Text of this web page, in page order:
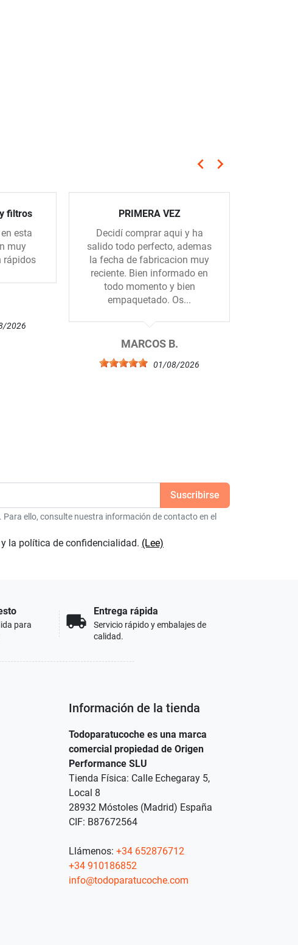
Anterior
keyboard_arrow_left Siguiente
keyboard_arrow_right
filtros
esta
muy
rápidos
2026
PRIMERA VEZ
Decidí comprar aqui y ha
salido todo perfecto, ademas
la fecha de fabricacion muy
reciente. Bien informado en
todo momento y bien
empaquetado. Os...
MARCOS B.
01/08/2026
ello, consulte nuestra información de contacto en el
la política de confidencialidad. (Lee)
para
local_shipping
Entrega rápida
Servicio rápido y embalajes de
calidad.
Información de la tienda
Todoparatucoche es una marca
comercial propiedad de Origen
Performance SLU
Tienda Física: Calle Echegaray 5,
Local 8
28932 Móstoles (Madrid) España
CIF: B87672564
Llámenos: +34 652876712
+34 910186852
info@todoparatucoche.com